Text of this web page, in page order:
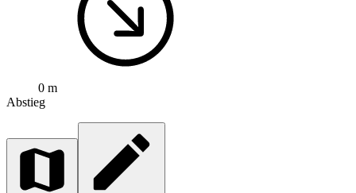
0 m
Abstieg